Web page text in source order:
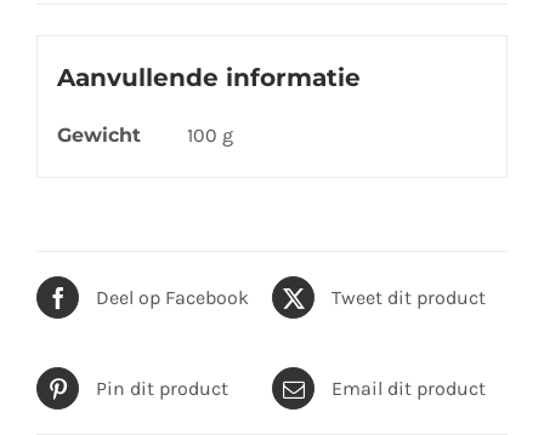
Aanvullende informatie
Gewicht 100 g
Deel op Facebook Tweet dit product
Pin dit product Email dit product